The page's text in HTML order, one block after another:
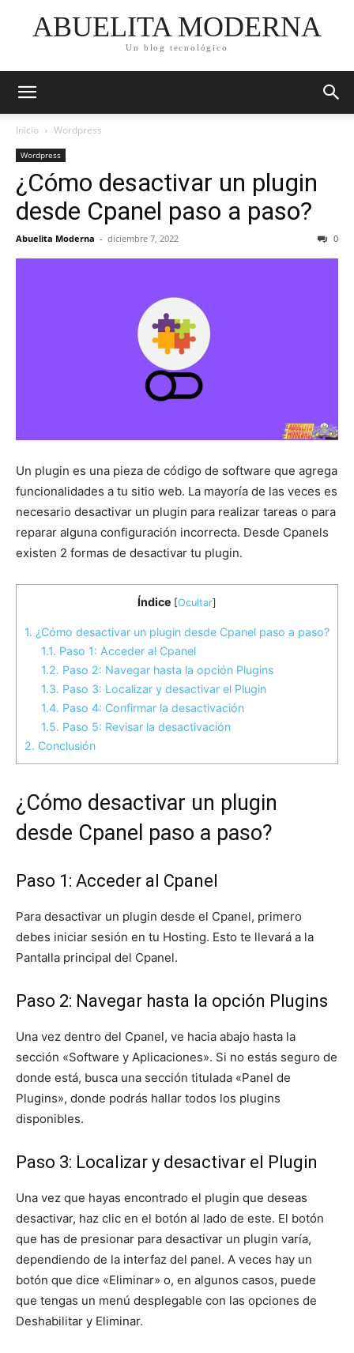
ABUELITA MODERNA
Un blog tecnológico
Inicio Wordpress
Wordpress
¿Cómo desactivar un plugin
desde Cpanel paso a paso?
Abuelita Moderna - diciembre 7, 2022 0
Un plugin es una pieza de código de software que agrega
funcionalidades a tu sitio web. La mayoría de las veces es
necesario desactivar un plugin para realizar tareas o para
reparar alguna configuración incorrecta. Desde Cpanels
existen 2 formas de desactivar tu plugin.
Índice [Ocultar]
1. ¿Cómo desactivar un plugin desde Cpanel paso a paso?
1.1. Paso 1: Acceder al Cpanel
1.2. Paso 2: Navegar hasta la opción Plugins
1.3. Paso 3: Localizar y desactivar el Plugin
1.4. Paso 4: Confirmar la desactivación
1.5. Paso 5: Revisar la desactivación
2. Conclusión
¿Cómo desactivar un plugin
desde Cpanel paso a paso?
Paso 1: Acceder al Cpanel
Para desactivar un plugin desde el Cpanel, primero
debes iniciar sesión en tu Hosting. Esto te llevará a la
Pantalla principal del Cpanel.
Paso 2: Navegar hasta la opción Plugins
Una vez dentro del Cpanel, ve hacia abajo hasta la
sección «Software y Aplicaciones». Si no estás seguro de
donde está, busca una sección titulada «Panel de
Plugins», donde podrás hallar todos los plugins
disponibles.
Paso 3: Localizar y desactivar el Plugin
Una vez que hayas encontrado el plugin que deseas
desactivar, haz clic en el botón al lado de este. El botón
que has de presionar para desactivar un plugin varía,
dependiendo de la interfaz del panel. A veces hay un
botón que dice «Eliminar» o, en algunos casos, puede
que tengas un menú desplegable con las opciones de
Deshabilitar y Eliminar.